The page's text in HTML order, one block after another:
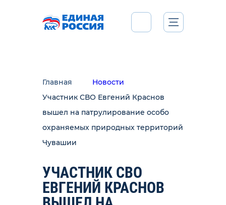
Главная
Новости
Участник СВО Евгений Краснов
вышел на патрулирование особо
охраняемых природных территорий
Чувашии
УЧАСТНИК СВО
ЕВГЕНИЙ КРАСНОВ